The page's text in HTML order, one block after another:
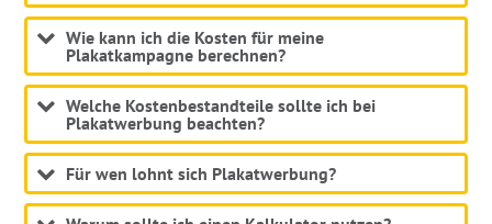
Wie kann ich die Kosten für meine
Plakatkampagne berechnen?
Welche Kostenbestandteile sollte ich bei
Plakatwerbung beachten?
Für wen lohnt sich Plakatwerbung?